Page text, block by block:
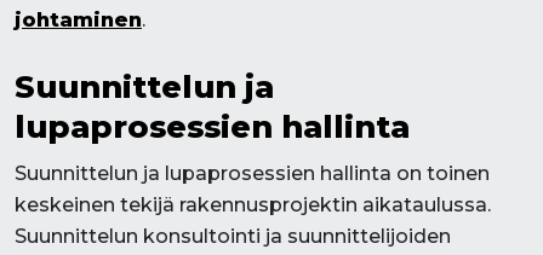
johtaminen.
Suunnittelun ja
lupaprosessien hallinta
Suunnittelun ja lupaprosessien hallinta on toinen
keskeinen tekijä rakennusprojektin aikataulussa.
Suunnittelun konsultointi ja suunnittelijoiden